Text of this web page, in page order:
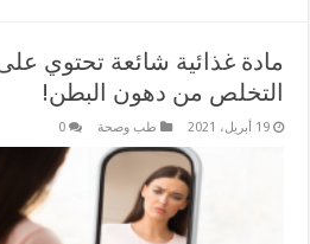
مادة غذائية شائعة تحتوي
التخلص من دهون البطن!
19 أبريل، 2021 طب وصحة 0